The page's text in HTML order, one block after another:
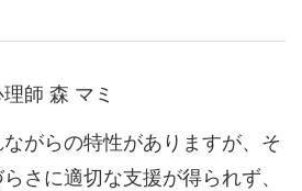
師 森 マミ
がらの特性がありますが、そ
さに適切な支援が得られず、